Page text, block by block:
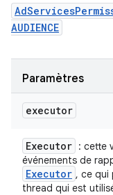
AUDIENCE
Paramètres
executor
Executor : cette
événements de
Executor , ce qui
thread qui est